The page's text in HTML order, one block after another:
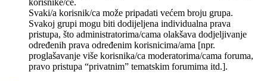
korisnike/ce.
Svaki/a korisnik/ca može pripadati većem broju grupa.
Svakoj grupi mogu biti dodijeljena individualna prava
pristupa, što administratorima/cama olakšava dodjeljivanje
određenih prava određenim korisnicima/ama [npr.
proglašavanje više korisnika/ca moderatorima/cama foruma,
pravo pristupa “privatnim” tematskim forumima itd.].